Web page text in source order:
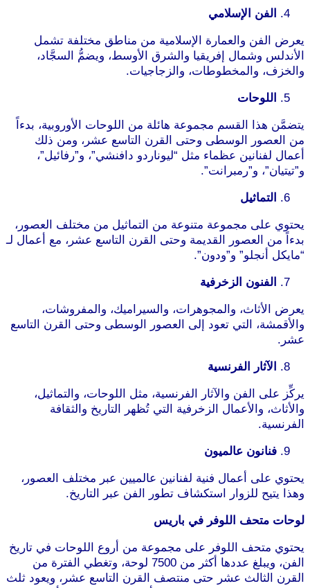
الفن الإسلامي
يعرض الفن والعمارة الإسلامية من مناطق مختلفة تشمل
الأندلس وشمال إفريقيا والشرق الأوسط، ويضمُّ السجَّاد،
والخزف، والمخطوطات، والزجاجيات.
اللوحات
يتضمَّن هذا القسم مجموعة هائلة من اللوحات الأوروبية، بدءاً
من العصور الوسطى وحتى القرن التاسع عشر، ومن ذلك
أعمال لفنانين عظماء مثل “ليوناردو دافنشي”، و”رفائيل”،
و”تيتيان”، و”رمبرانت”.
التماثيل
يحتوي على مجموعة متنوعة من التماثيل من مختلف العصور،
بدءاً من العصور القديمة وحتى القرن التاسع عشر، مع أعمال لـ
“مايكل أنجلو” و”ودون”.
الفنون الزخرفية
يعرض الأثاث، والمجوهرات، والسيراميك، والمفروشات،
والأقمشة، التي تعود إلى العصور الوسطى وحتى القرن التاسع
عشر.
الآثار الفرنسية
يركِّز على الفن والآثار الفرنسية، مثل اللوحات، والتماثيل،
والأثاث، والأعمال الزخرفية التي تُظهر التاريخ والثقافة
الفرنسية.
فنانون عالميون
يحتوي على أعمال فنية لفنانين عالميين عبر مختلف العصور،
وهذا يتيح للزوار استكشاف تطور الفن عبر التاريخ.
لوحات متحف اللوفر في باريس
يحتوي متحف اللوفر على مجموعة من أروع اللوحات في تاريخ
الفن، ويبلغ عددها أكثر من 7500 لوحة، وتغطي الفترة من
القرن الثالث عشر حتى منتصف القرن التاسع عشر، ويعود ثلث